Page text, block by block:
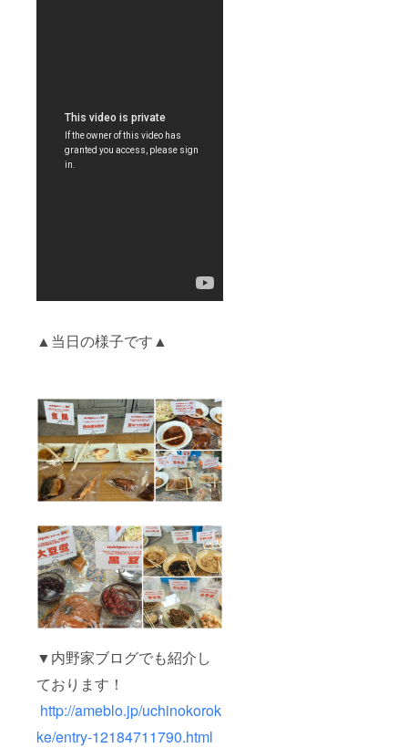
▲当日の様子です▲
▼内野家ブログでも紹介し
ております！
http://ameblo.jp/uchinokorok
ke/entry-12184711790.html